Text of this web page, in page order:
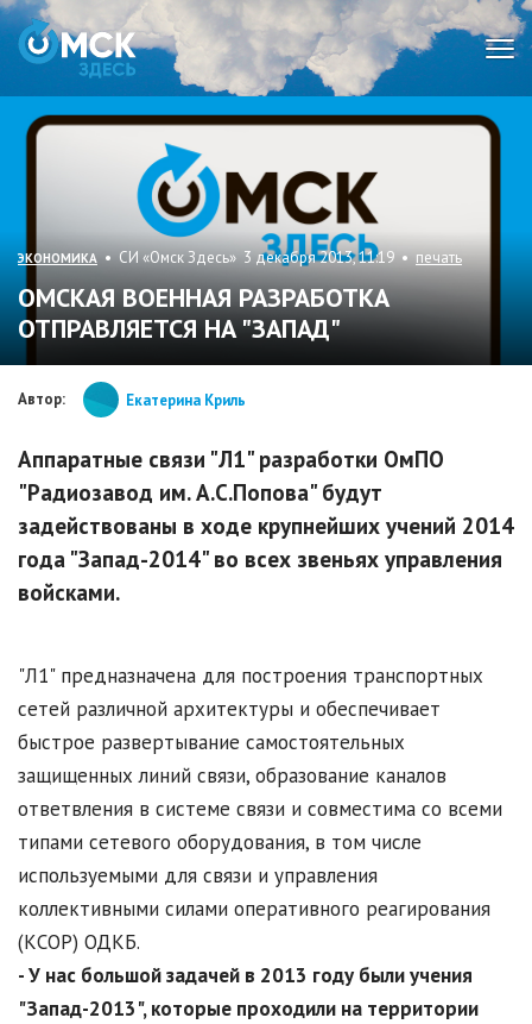
ЭКОНОМИКА • СИ «Омск Здесь» 3 декабря 2013, 11:19 • печать
ОМСКАЯ ВОЕННАЯ РАЗРАБОТКА
ОТПРАВЛЯЕТСЯ НА "ЗАПАД"
Автор: Екатерина Криль
Аппаратные связи "Л1" разработки ОмПО
"Радиозавод им. А.С.Попова" будут
задействованы в ходе крупнейших учений 2014
года "Запад-2014" во всех звеньях управления
войсками.
"Л1" предназначена для построения транспортных
сетей различной архитектуры и обеспечивает
быстрое развертывание самостоятельных
защищенных линий связи, образование каналов
ответвления в системе связи и совместима со всеми
типами сетевого оборудования, в том числе
используемыми для связи и управления
коллективными силами оперативного реагирования
(КСОР) ОДКБ.
- У нас большой задачей в 2013 году были учения
"Запад-2013", которые проходили на территории